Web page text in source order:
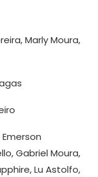
Marly Moura,
Gabriel Moura,
Lu Astolfo,